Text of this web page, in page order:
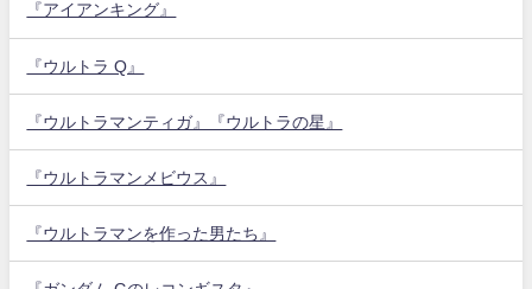
『アイアンキング』
『ウルトラ Q』
『ウルトラマンティガ』『ウルトラの星』
『ウルトラマンメビウス』
『ウルトラマンを作った男たち』